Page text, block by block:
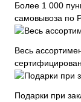
Более 1 000
самовывоза по
Весь
сертифицирован
Подарки при